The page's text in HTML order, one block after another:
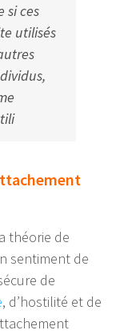
si ces
utilisés
théorie de
sentiment de
de
, d’hostilité et de